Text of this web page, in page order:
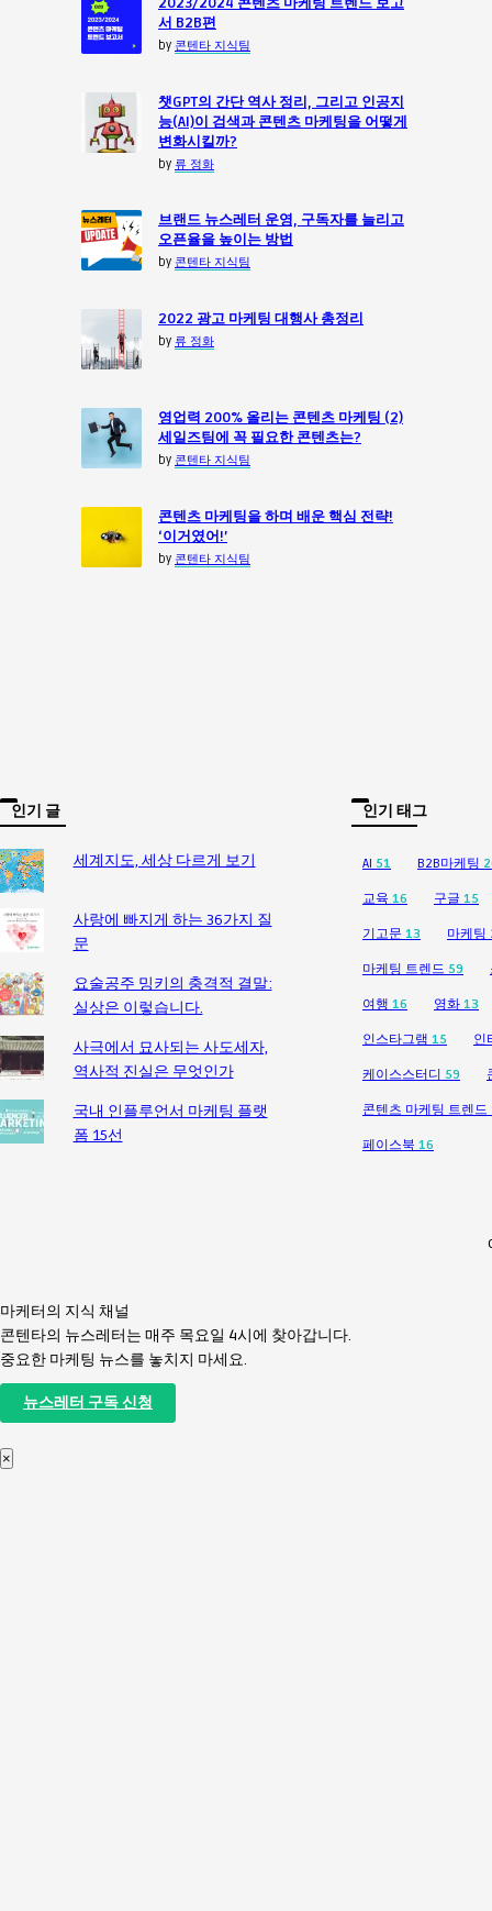
서 B2B편
by 콘텐타 지식팀
챗GPT의 간단 역사 정리, 그리고 인공지
능(AI)이 검색과 콘텐츠 마케팅을 어떻게
변화시킬까?
by 류 정화
브랜드 뉴스레터 운영, 구독자를 늘리고
오픈율을 높이는 방법
by 콘텐타 지식팀
2022 광고 마케팅 대행사 총정리
by 류 정화
영업력 200% 올리는 콘텐츠 마케팅 (2)
세일즈팀에 꼭 필요한 콘텐츠는?
by 콘텐타 지식팀
콘텐츠 마케팅을 하며 배운 핵심 전략!
‘이거였어!’
by 콘텐타 지식팀
인기 글
세계지도, 세상 다르게 보기
사랑에 빠지게 하는 36가지 질
문
요술공주 밍키의 충격적 결말:
실상은 이렇습니다.
사극에서 묘사되는 사도세자,
역사적 진실은 무엇인가
국내 인플루언서 마케팅 플랫
폼 15선
인기 태그
AI 51 B2B마케팅
교육 16 구글 15
기고문 13 마케팅
마케팅 트렌드 59
여행 16 영화 13
인스타그램 15 인
케이스스터디 59
콘텐츠 마케팅 트렌드
페이스북 16
마케터의 지식 채널
콘텐타의 뉴스레터는 매주 목요일 4시에 찾아갑니다.
중요한 마케팅 뉴스를 놓치지 마세요.
뉴스레터 구독 신청
×